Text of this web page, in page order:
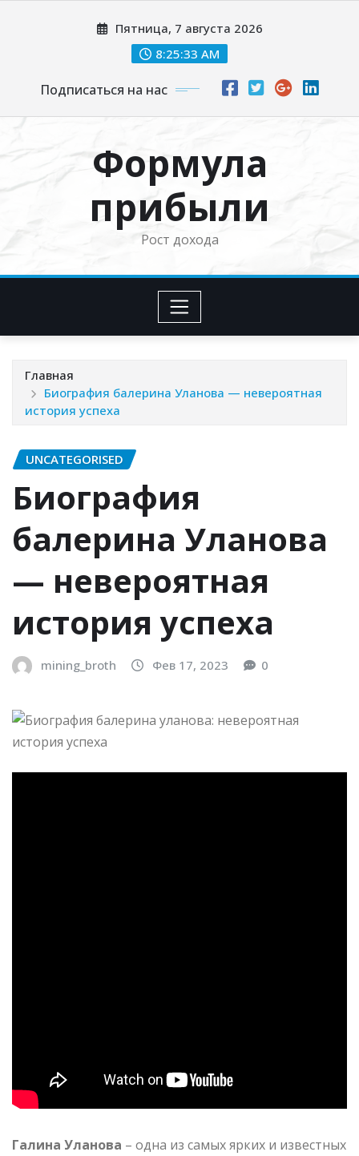
Пятница, 7 августа 2026
8:25:34 AM
Подписаться на нас
Формула
прибыли
Рост дохода
Главная
Биография балерина Уланова — невероятная
история успеха
UNCATEGORISED
Биография
балерина Уланова
— невероятная
история успеха
mining_broth Фев 17, 2023 0
Галина Уланова – одна из самых ярких и известных